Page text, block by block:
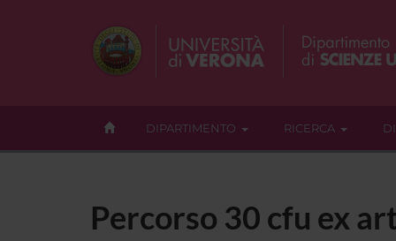
DIPARTIMENTO RICERCA
Percorso 30 cfu ex